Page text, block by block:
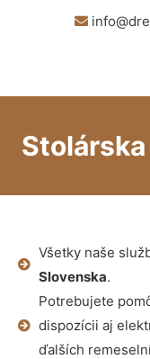
Všetky naše
Slovenska.
Potrebujete
dispozícii aj
ďalších